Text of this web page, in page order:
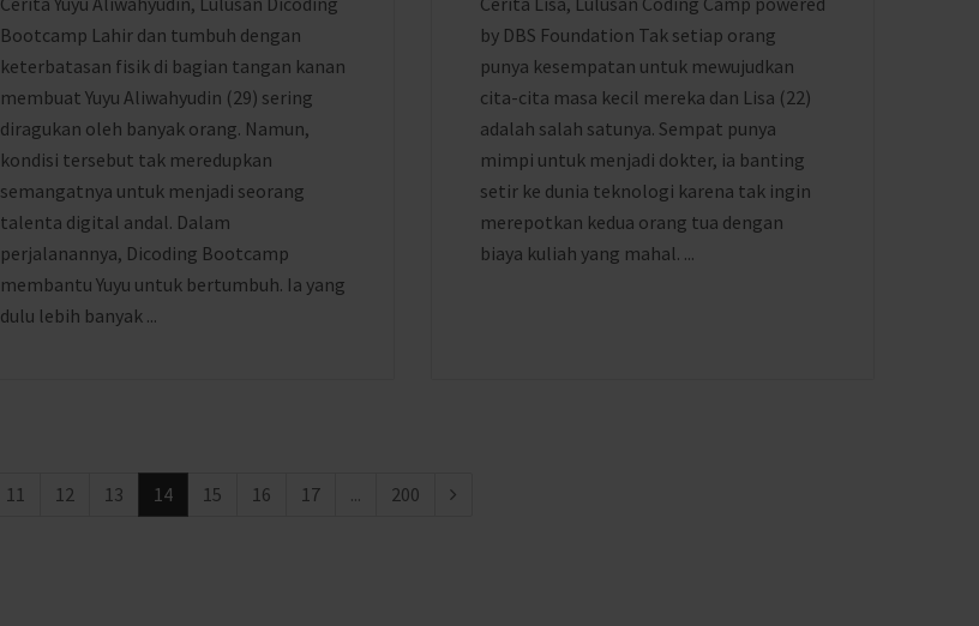
Bootcamp Lahir dan tumbuh dengan
keterbatasan fisik di bagian tangan kanan
membuat Yuyu Aliwahyudin (29) sering
diragukan oleh banyak orang. Namun,
kondisi tersebut tak meredupkan
semangatnya untuk menjadi seorang
talenta digital andal. Dalam
perjalanannya, Dicoding Bootcamp
membantu Yuyu untuk bertumbuh. Ia yang
dulu lebih banyak ...
by DBS Foundation Tak setiap orang
punya kesempatan untuk mewujudkan
cita-cita masa kecil mereka dan Lisa (22)
adalah salah satunya. Sempat punya
mimpi untuk menjadi dokter, ia banting
setir ke dunia teknologi karena tak ingin
merepotkan kedua orang tua dengan
biaya kuliah yang mahal. ...
11 12 13 14 15 16 17 ... 200